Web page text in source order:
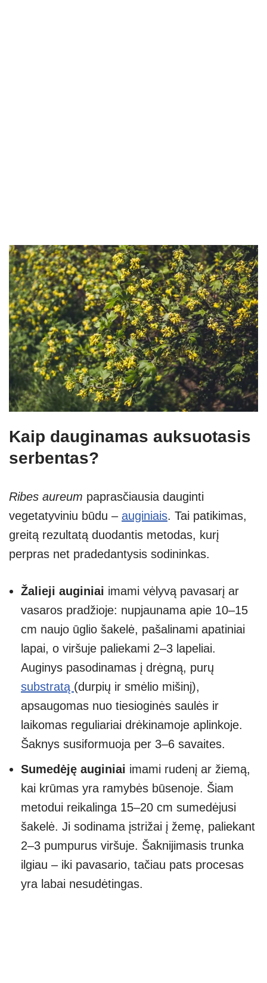
Kaip dauginamas auksuotasis
serbentas?
Ribes aureum paprasčiausia dauginti
vegetatyviniu būdu – auginiais. Tai patikimas,
greitą rezultatą duodantis metodas, kurį
perpras net pradedantysis sodininkas.
Žalieji auginiai imami vėlyvą pavasarį ar
vasaros pradžioje: nupjaunama apie 10–15
cm naujo ūglio šakelė, pašalinami apatiniai
lapai, o viršuje paliekami 2–3 lapeliai.
Auginys pasodinamas į drėgną, purų
substratą (durpių ir smėlio mišinį),
apsaugomas nuo tiesioginės saulės ir
laikomas reguliariai drėkinamoje aplinkoje.
Šaknys susiformuoja per 3–6 savaites.
Sumedėję auginiai imami rudenį ar žiemą,
kai krūmas yra ramybės būsenoje. Šiam
metodui reikalinga 15–20 cm sumedėjusi
šakelė. Ji sodinama įstrižai į žemę, paliekant
2–3 pumpurus viršuje. Šaknijimasis trunka
ilgiau – iki pavasario, tačiau pats procesas
yra labai nesudėtingas.